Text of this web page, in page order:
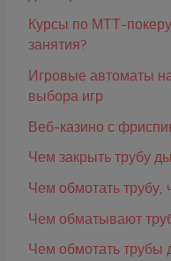
Курсы по МТТ-
занятия?
Игровые автоматы
выбора игр
Веб-казино с
Чем закрыть трубу
Чем обмотать трубу,
Чем обматывают
Чем обмотать трубы